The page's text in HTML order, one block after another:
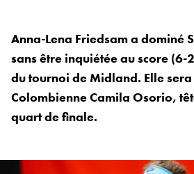
Anna-Lena Friedsam a dominé
sans être inquiétée au score
du tournoi de Midland. Elle
Colombienne Camila Osorio,
quart de finale.